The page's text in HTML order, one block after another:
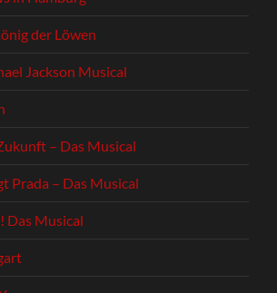
der Löwen
Jackson Musical
– Das Musical
Prada – Das Musical
Das Musical